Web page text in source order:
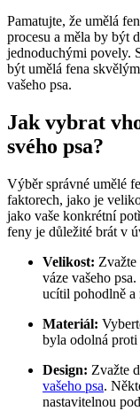
Pamatujte, že umělá
procesu a měla by být
jednoduchými povely.
být umělá fena
vašeho psa.
Jak vybrat
svého psa?
Výběr správné umělé
faktorech, jako je
jako vaše konkrétní
feny je důležité brát v
Velikost:
váze vašeho
ucítil pohodlně a
Materiál:
byla odolná proti
Design: Zvažte
vašeho psa.
nastavitelnou